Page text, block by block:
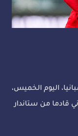
اليوم الخميس،
قادما من ستاندار